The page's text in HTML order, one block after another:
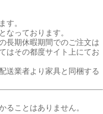
す。
なっております。
長期休暇期間でのご注文は
はその都度サイト上にてお
送業者より家具と同梱する
ることはありません。